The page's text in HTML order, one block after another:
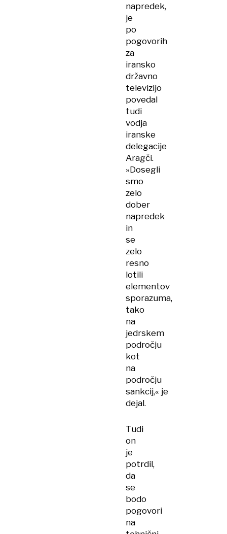
napredek,
je
po
pogovorih
za
iransko
državno
televizijo
povedal
tudi
vodja
iranske
delegacije
Aragči.
»Dosegli
smo
zelo
dober
napredek
in
se
zelo
resno
lotili
elementov
sporazuma,
tako
na
jedrskem
področju
kot
na
področju
sankcij,« je
dejal.
Tudi
on
je
potrdil,
da
se
bodo
pogovori
na